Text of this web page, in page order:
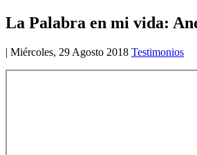
La Palabra en mi vida:
| Miércoles, 29 Agosto 2018 Testimonios